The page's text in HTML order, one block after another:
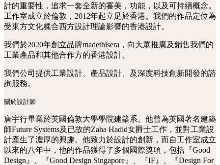
計的重要性，追求一套全新的審美，功能，以及可持續概念。
工作室成立於倫敦，2012年起立足於香港。我們的作品定位為
受東方文化糅合西方設計理論影響的香港設計。
我們於2020年創立品牌madethisera，向大眾推廣及銷售我們的
工業產品和其他合作方的香港設計。
我們公司提供工業設計、產品設計、及深度科技創新開發的諮
詢服務。
關於設計師
唐宇行畢業於英國倫敦大學學院建築系。他曾為英國著名建築
師Future Systems及已故的Zaha Hadid女爵士工作，並對工業設
計產生了濃厚的興趣。他致力於設計的創新，而自工作室成立
以來的八年中，他的作品獲得了多個國際獎項，包括『Good
Design』、『Good Design Singapore』、『IF』、『Design For